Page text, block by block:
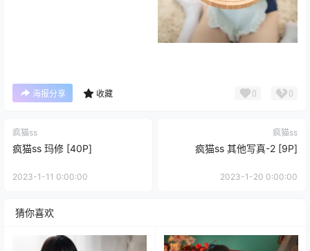
海报分享 收藏 0 0
疯猫ss
疯猫ss 玛修 [40P]
2023-1-11 0:00:00
疯猫ss
疯猫ss 其他写真-2 [9P]
2023-1-20 0:00:00
猜你喜欢